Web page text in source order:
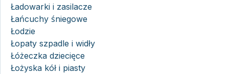
Ładowarki i zasilacze
Łańcuchy śniegowe
Łodzie
Łopaty szpadle i widły
Łóżeczka dziecięce
Łożyska kół i piasty